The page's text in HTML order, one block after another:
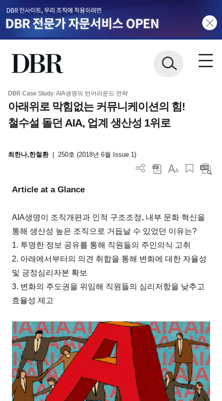
DBR Case Study: AIA생명의 턴어라운드 전략
아래위로 막힘없는 커뮤니케이션의 힘!
철수설 돌던 AIA, 업계 생산성 1위로
최한나,한철환 250호 (2018년 6월 Issue 1)
Article at a Glance
AIA생명이 조직개편과 인적 구조조정, 내부 문화 혁신을
통해 생산성 높은 조직으로 거듭날 수 있었던 이유는?
1. 투명한 정보 공유를 통해 직원들의 주인의식 고취
2. 아래에서부터의 의견 취합을 통해 변화에 대한 자율성
및 긍정심리자본 확보
3. 변화의 주도권을 위임해 직원들의 심리저항을 낮추고
효율성 제고